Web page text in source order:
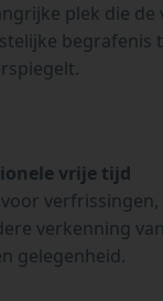
plek die de
begrafenis
vrije tijd
verkenning
gelegenheid.